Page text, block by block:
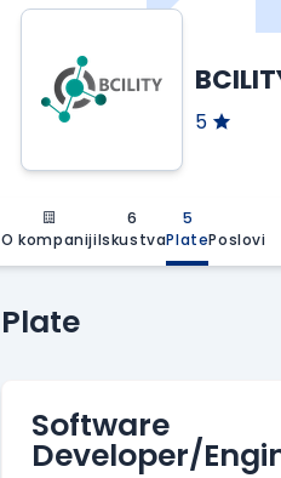
5
O kompaniji
6
Iskustva
5
PlatePoslovi
Plate
Software
Developer/